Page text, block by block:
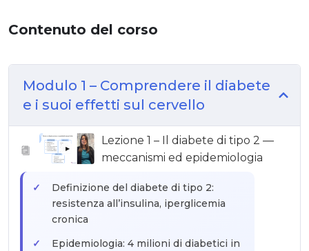
Contenuto del corso
Modulo 1 – Comprendere il diabete
e i suoi effetti sul cervello
▶
Lezione 1 – Il diabete di tipo 2 —
meccanismi ed epidemiologia
Definizione del diabete di tipo 2:
resistenza all’insulina, iperglicemia
cronica
Epidemiologia: 4 milioni di diabetici in